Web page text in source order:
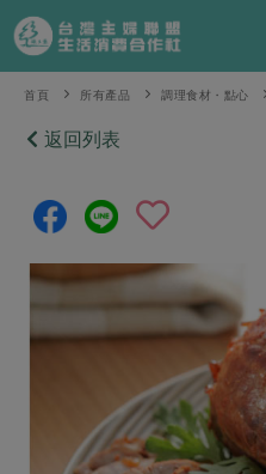
產品分類
當季蔬果
芽苗類
辛香料類
奶蛋豆・五穀
食譜料理
食材
麵食
肉食
特別企畫
預購活動
把最好的台灣味帶回家！
2026年端午節預購圓滿結束
更多預購活動
綠主張
觀點文章
社內大小事
產品故事
關於合作社
關於我們
首頁 所有產品 調理食材・點心
返回列表